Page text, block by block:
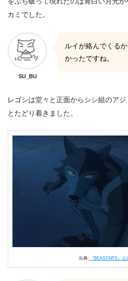
カミでした。
SU_BU
ルイが絡んでくる
かったですね。
レゴシは堂々と正面からシシ組のア
とたどり着きました。
出典: 『BEASTARS』